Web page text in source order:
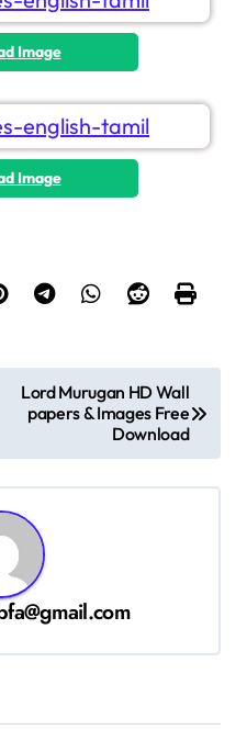
Image
Image
Lord Murugan HD Wall
papers & Images Free
Download